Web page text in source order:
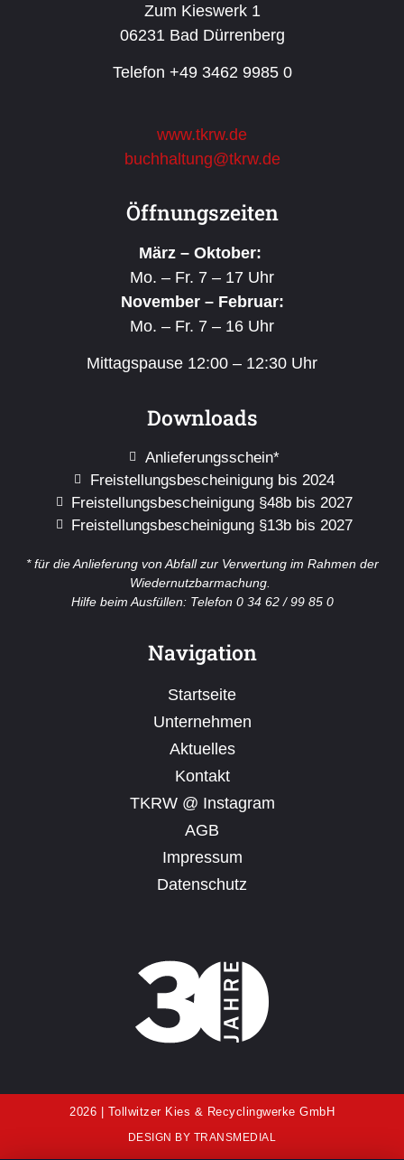
Zum Kieswerk 1
06231 Bad Dürrenberg
Telefon +49 3462 9985 0
www.tkrw.de
buchhaltung@tkrw.de
Öffnungszeiten
März – Oktober:
Mo. – Fr. 7 – 17 Uhr
November – Februar:
Mo. – Fr. 7 – 16 Uhr
Mittagspause 12:00 – 12:30 Uhr
Downloads
Anlieferungsschein*
Freistellungsbescheinigung bis 2024
Freistellungsbescheinigung §48b bis 2027
Freistellungsbescheinigung §13b bis 2027
* für die Anlieferung von Abfall zur Verwertung im Rahmen der
Wiedernutzbarmachung.
Hilfe beim Ausfüllen: Telefon 0 34 62 / 99 85 0
Navigation
Startseite
Unternehmen
Aktuelles
Kontakt
TKRW @ Instagram
AGB
Impressum
Datenschutz
2026 | Tollwitzer Kies & Recyclingwerke GmbH
DESIGN BY TRANSMEDIAL